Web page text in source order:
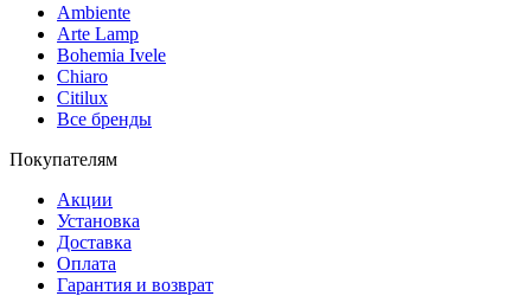
Ambiente
Arte Lamp
Bohemia Ivele
Chiaro
Citilux
Все бренды
Покупателям
Акции
Установка
Доставка
Оплата
Гарантия и возврат